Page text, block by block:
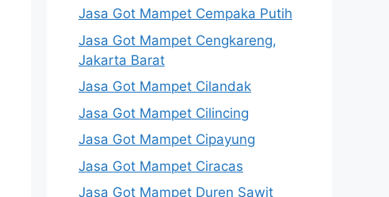
Jasa Got Mampet Cempaka Putih
Jasa Got Mampet Cengkareng,
Jakarta Barat
Jasa Got Mampet Cilandak
Jasa Got Mampet Cilincing
Jasa Got Mampet Cipayung
Jasa Got Mampet Ciracas
Jasa Got Mampet Duren Sawit